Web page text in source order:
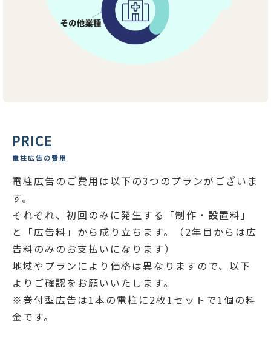
PRICE
電柱広告の費用
電柱広告のご費用は以下の3つのプランがございま
す。
それぞれ、初回のみに発生する「制作・設置料」
と「広告料」から成り立ちます。（2年目からは広
告料のみのお支払いになります）
地域やプランにより価格は異なりますので、以下
よりご確認をお願いいたします。
※巻付型広告は1本の電柱に2枚1セットで1個の料
金です。